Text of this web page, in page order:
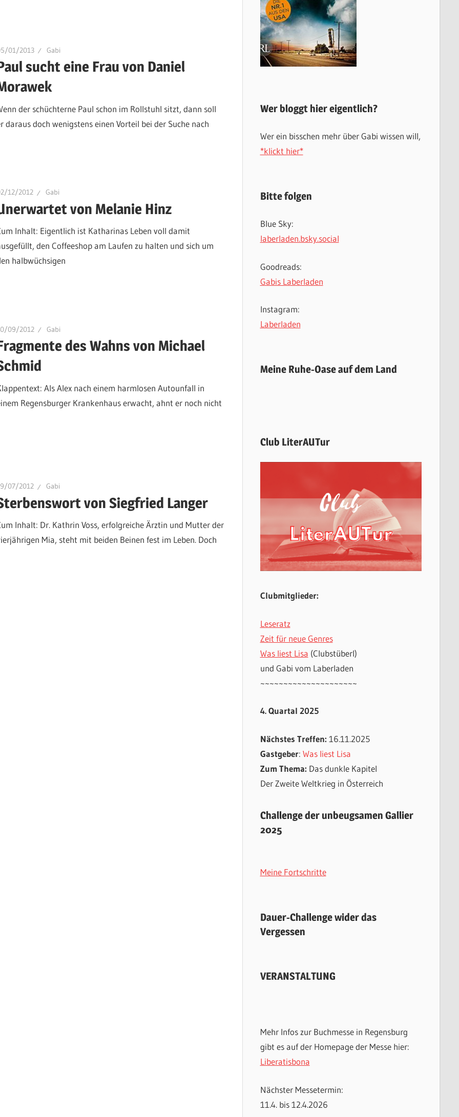
01/2013 Gabi
sucht eine Frau von Daniel
der schüchterne Paul schon im Rollstuhl sitzt, dann soll
daraus doch wenigstens einen Vorteil bei der Suche nach
12/2012 Gabi
von Melanie Hinz
Inhalt: Eigentlich ist Katharinas Leben voll damit
den Coffeeshop am Laufen zu halten und sich um
halbwüchsigen
09/2012 Gabi
des Wahns von Michael
Als Alex nach einem harmlosen Autounfall in
Regensburger Krankenhaus erwacht, ahnt er noch nicht
07/2012 Gabi
von Siegfried Langer
Inhalt: Dr. Kathrin Voss, erfolgreiche Ärztin und Mutter der
Mia, steht mit beiden Beinen fest im Leben. Doch
Wer bloggt hier eigentlich?
Wer ein bisschen mehr über Gabi wissen will,
*klickt hier*
Bitte folgen
Blue Sky:
laberladen.bsky.social
Goodreads:
Gabis Laberladen
Instagram:
Laberladen
Meine Ruhe-Oase auf dem Land
Club LiterAUTur
Clubmitglieder:
Leseratz
Zeit für neue Genres
Was liest Lisa (Clubstüberl)
und Gabi vom Laberladen
~~~~~~~~~~~~~~~~~~~~~
4. Quartal 2025
Nächstes Treffen: 16.11.2025
Gastgeber: Was liest Lisa
Zum Thema: Das dunkle Kapitel
Der Zweite Weltkrieg in Österreich
Challenge der unbeugsamen Gallier
2025
Meine Fortschritte
Dauer-Challenge wider das
Vergessen
VERANSTALTUNG
Mehr Infos zur Buchmesse in Regensburg
gibt es auf der Homepage der Messe hier:
Liberatisbona
Nächster Messetermin:
11.4. bis 12.4.2026